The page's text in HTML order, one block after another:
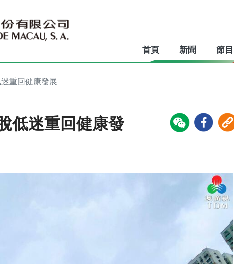
首頁 新聞 節目
重回健康發展
低迷重回健康發